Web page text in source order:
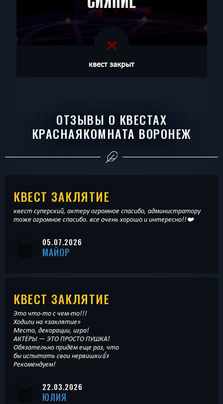
квест закрыт
ОТЗЫВЫ О КВЕСТАХ
КРАСНАЯКОМНАТА ВОРОНЕЖ
КВЕСТ ЗАКЛЯТИЕ
квест суперский, актеру огромное спасибо, администратору
тоже огромное спасибо. все очень хорошо и интересно!!❤️
05.07.2026
МАЙОР
КВЕСТ ЗАКЛЯТИЕ
Это что-то с чем-то!!!
Ходили на «заклятие»
Место, декорации, игра!
АКТЁРЫ — ЭТО ПРОСТО ПУШКА!
Обязательно придём еще раз, что
бы испытать свои нервишки👍
Рекомендуем!
22.03.2026
ЮЛИЯ